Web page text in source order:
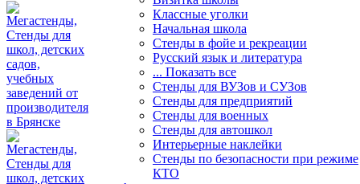
Классные уголки
Начальная школа
Стенды в фойе и рекреации
Русский язык и литература
... Показать все
Стенды для ВУЗов и СУЗов
Стенды для предприятий
Стенды для военных
Стенды для автошкол
Интерьерные наклейки
Стенды по безопасности при режиме
КТО